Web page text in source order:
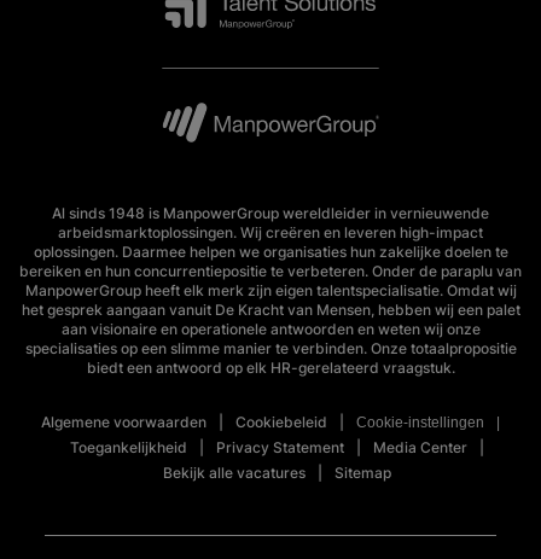
Al sinds 1948 is ManpowerGroup wereldleider in vernieuwende
arbeidsmarktoplossingen. Wij creëren en leveren high-impact
oplossingen. Daarmee helpen we organisaties hun zakelijke doelen te
bereiken en hun concurrentiepositie te verbeteren. Onder de paraplu van
ManpowerGroup heeft elk merk zijn eigen talentspecialisatie. Omdat wij
het gesprek aangaan vanuit De Kracht van Mensen, hebben wij een palet
aan visionaire en operationele antwoorden en weten wij onze
specialisaties op een slimme manier te verbinden. Onze totaalpropositie
biedt een antwoord op elk HR-gerelateerd vraagstuk.
Algemene voorwaarden Cookiebeleid Cookie-instellingen
Toegankelijkheid Privacy Statement
Media Center
Bekijk alle vacatures
Sitemap